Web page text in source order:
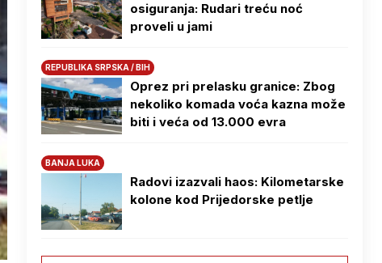
osiguranja: Rudari treću noć
proveli u jami
REPUBLIKA SRPSKA / BIH
Oprez pri prelasku granice: Zbog
nekoliko komada voća kazna može
biti i veća od 13.000 evra
BANJA LUKA
Radovi izazvali haos: Kilometarske
kolone kod Prijedorske petlje